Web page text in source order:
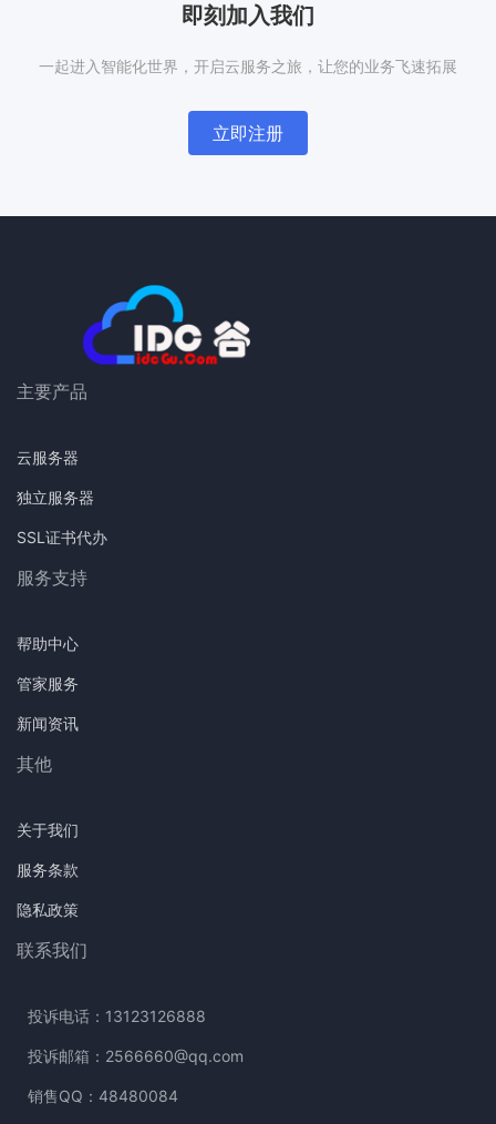
即刻加入我们
一起进入智能化世界，开启云服务之旅，让您的业务飞速拓展
立即注册
主要产品
云服务器
独立服务器
SSL证书代办
服务支持
帮助中心
管家服务
新闻资讯
其他
关于我们
服务条款
隐私政策
联系我们
投诉电话：13123126888
投诉邮箱：2566660@qq.com
销售QQ：48480084